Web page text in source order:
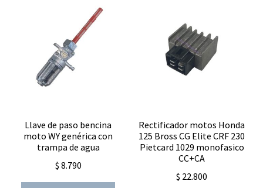
Llave de paso bencina
moto WY genérica con
trampa de agua
$ 8.790
Rectificador motos Honda
125 Bross CG Elite CRF 230
Pietcard 1029 monofasico
CC+CA
$ 22.800